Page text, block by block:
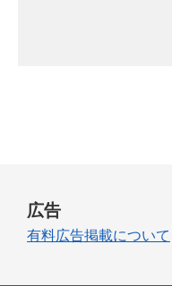
広告
有料広告掲載について